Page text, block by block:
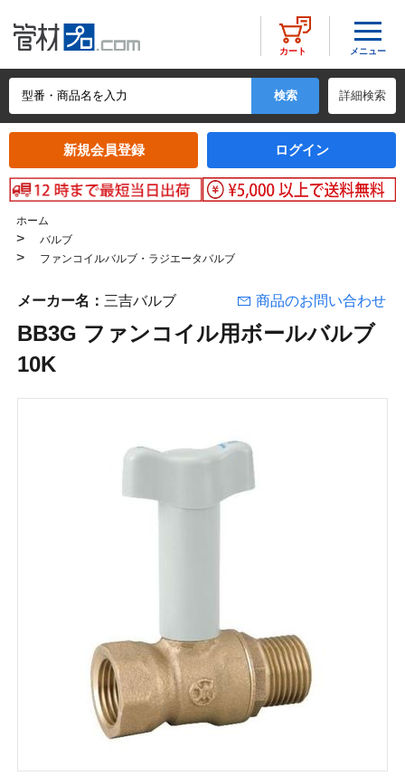
詳細検索
カート
新規会員登録 ログイン
メニュー
ホーム
> バルブ
> ファンコイルバルブ・ラジエータバルブ
メーカー名： 三吉バルブ 商品のお問い合わせ
BB3G ファンコイル用ボールバルブ
10K